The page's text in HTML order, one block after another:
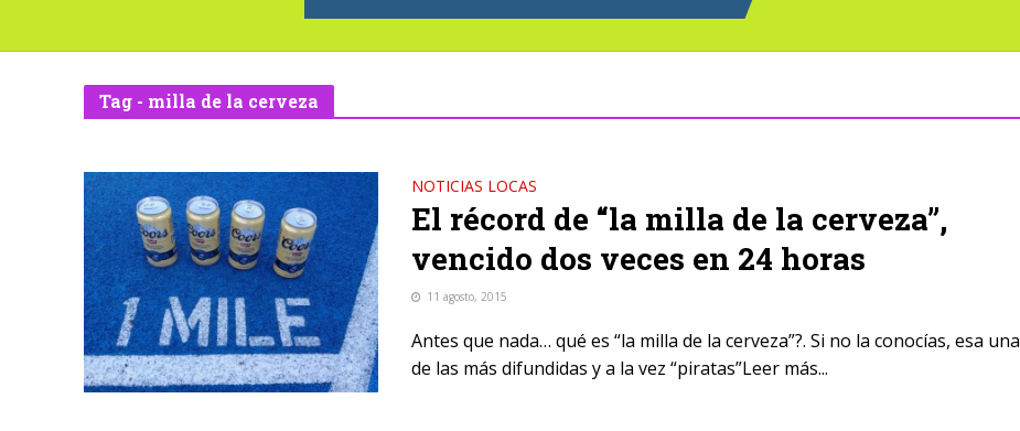
Tag - milla de la cerveza
NOTICIAS LOCAS
El récord de “la milla de la cerveza”,
vencido dos veces en 24 horas
11 agosto, 2015
Antes que nada… qué es “la milla de la cerveza”?. Si no la conocías, esa una
de las más difundidas y a la vez “piratas”Leer más...